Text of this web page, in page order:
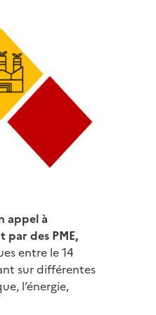
appel à
des PME,
entre le 14
sur différentes
l’énergie,